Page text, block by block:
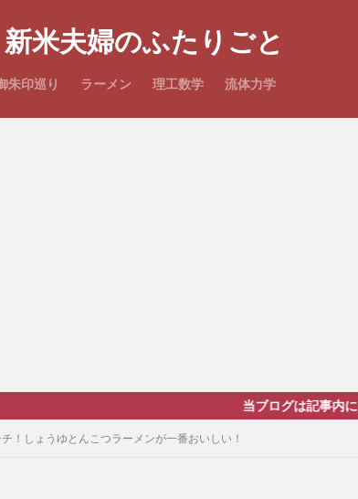
新米夫婦のふたりごと
朱印巡り ラーメン 理工数学 流体力学
当ブログは記事内にプロモーションを含み
！しょうゆとんこつラーメンが一番おいしい！